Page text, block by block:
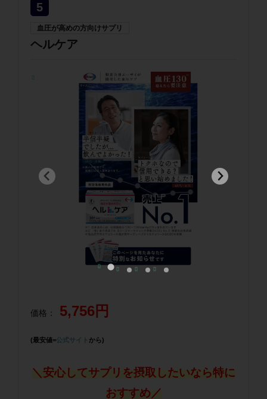
5
血圧が高めの方向けサプリ
ヘルケア
価格： 5,756円
(最安値=公式サイト から)
＼安心してサプリを摂取したいなら特に
おすすめ／